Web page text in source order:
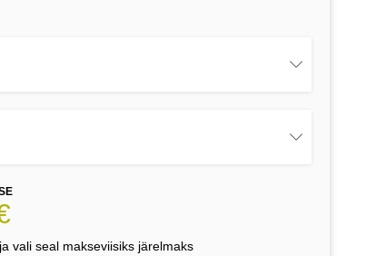
vali seal makseviisiks järelmaks